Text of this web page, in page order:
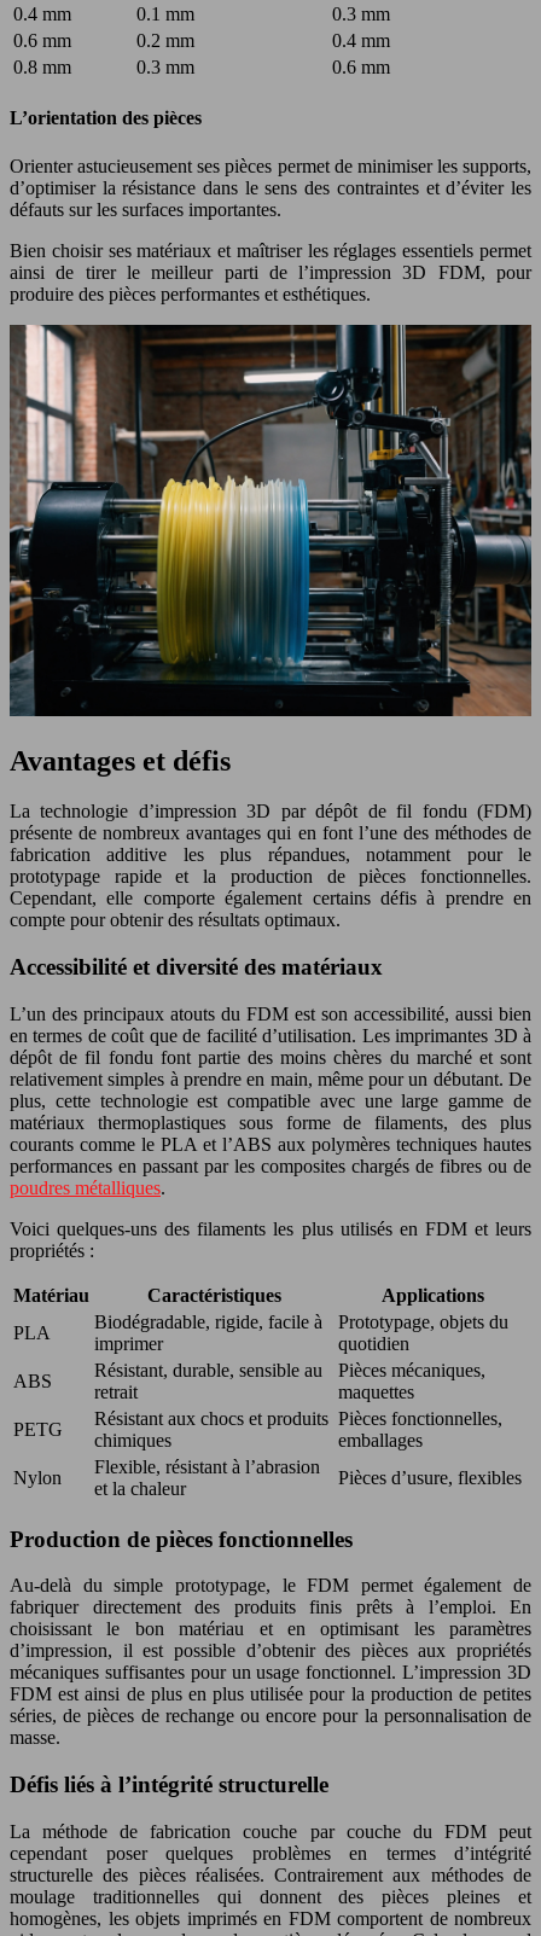
0.4 mm
0.1 mm
0.3 mm
0.6 mm
0.2 mm
0.4 mm
0.8 mm
0.3 mm 0.6 mm
L’orientation des pièces
Orienter astucieusement ses pièces permet de minimiser les supports,
d’optimiser la résistance dans le sens des contraintes et d’éviter les
défauts sur les surfaces importantes.
Bien choisir ses matériaux et maîtriser les réglages essentiels permet
ainsi de tirer le meilleur parti de l’impression 3D FDM, pour
produire des pièces performantes et esthétiques.
Avantages et défis
La technologie d’impression 3D par dépôt de fil fondu (FDM)
présente de nombreux avantages qui en font l’une des méthodes de
fabrication additive les plus répandues, notamment pour le
prototypage rapide et la production de pièces fonctionnelles.
Cependant, elle comporte également certains défis à prendre en
compte pour obtenir des résultats optimaux.
Accessibilité et diversité des matériaux
L’un des principaux atouts du FDM est son accessibilité, aussi bien
en termes de coût que de facilité d’utilisation. Les imprimantes 3D à
dépôt de fil fondu font partie des moins chères du marché et sont
relativement simples à prendre en main, même pour un débutant. De
plus, cette technologie est compatible avec une large gamme de
matériaux thermoplastiques sous forme de filaments, des plus
courants comme le PLA et l’ABS aux polymères techniques hautes
performances en passant par les composites chargés de fibres ou de
poudres métalliques.
Voici quelques-uns des filaments les plus utilisés en FDM et leurs
propriétés :
Matériau Caractéristiques
Applications
PLA
Biodégradable, rigide, facile à
imprimer
Prototypage, objets du
quotidien
ABS
Résistant, durable, sensible au
retrait
Pièces mécaniques,
maquettes
PETG
Résistant aux chocs et produits
chimiques
Pièces fonctionnelles,
emballages
Nylon
Flexible, résistant à l’abrasion
et la chaleur
Pièces d’usure, flexibles
Production de pièces fonctionnelles
Au-delà du simple prototypage, le FDM permet également de
fabriquer directement des produits finis prêts à l’emploi. En
choisissant le bon matériau et en optimisant les paramètres
d’impression, il est possible d’obtenir des pièces aux propriétés
mécaniques suffisantes pour un usage fonctionnel. L’impression 3D
FDM est ainsi de plus en plus utilisée pour la production de petites
séries, de pièces de rechange ou encore pour la personnalisation de
masse.
Défis liés à l’intégrité structurelle
La méthode de fabrication couche par couche du FDM peut
cependant poser quelques problèmes en termes d’intégrité
structurelle des pièces réalisées. Contrairement aux méthodes de
moulage traditionnelles qui donnent des pièces pleines et
homogènes, les objets imprimés en FDM comportent de nombreux